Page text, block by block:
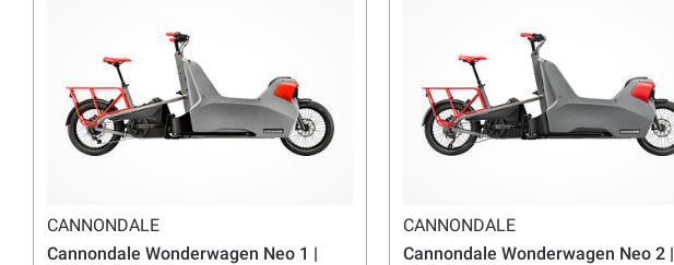
Här hittar du fler cyklar i kategorin
CANNONDALE
Cannondale Wonderwagen Neo 1 |
CANNONDALE
Cannondale Wonderwagen Neo 2 |